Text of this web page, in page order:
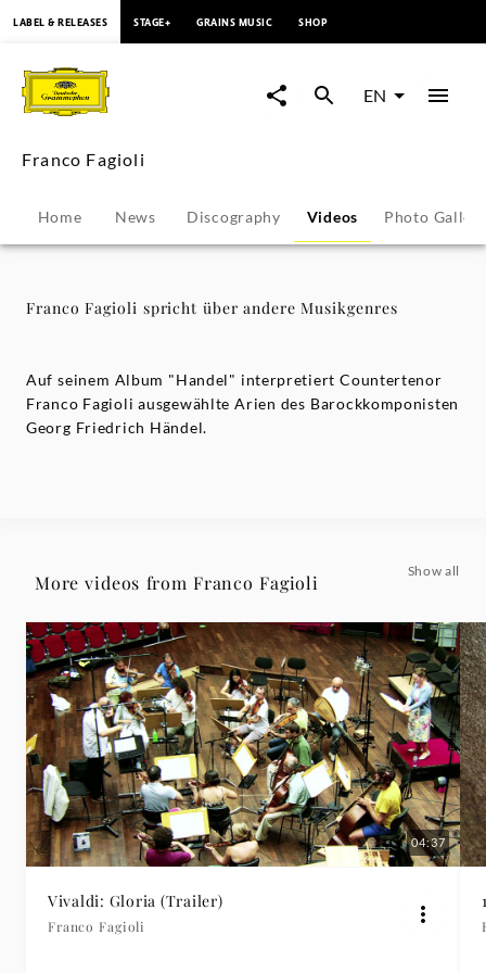
Fagioli
spricht
über
andere
Musikgenres
Franco
Deutsche
Grammophon
LABEL & RELEASES STAGE+ GRAINS MUSIC SHOP
EN
Franco Fagioli
Home News Discography Videos Photo
Franco Fagioli spricht über andere Musikgenres
Auf seinem Album "Handel" interpretiert Countertenor
Franco Fagioli ausgewählte Arien des Barockkomponisten
Georg Friedrich Händel.
More videos from Franco Fagioli
Show all
04:37
Vivaldi: Gloria (Trailer)
Franco Fagioli